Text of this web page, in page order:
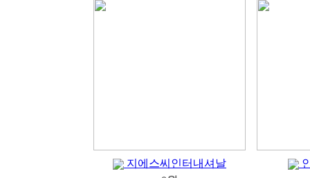
지에스씨인터내셔날